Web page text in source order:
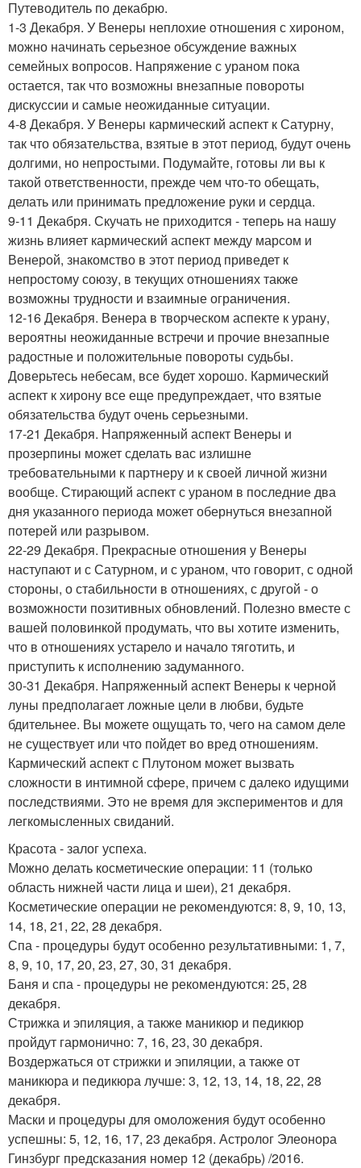
Путеводитель по декабрю.
1-3 Декабря. У Венеры неплохие отношения с хироном,
можно начинать серьезное обсуждение важных
семейных вопросов. Напряжение с ураном пока
остается, так что возможны внезапные повороты
дискуссии и самые неожиданные ситуации.
4-8 Декабря. У Венеры кармический аспект к Сатурну,
так что обязательства, взятые в этот период, будут очень
долгими, но непростыми. Подумайте, готовы ли вы к
такой ответственности, прежде чем что-то обещать,
делать или принимать предложение руки и сердца.
9-11 Декабря. Скучать не приходится - теперь на нашу
жизнь влияет кармический аспект между марсом и
Венерой, знакомство в этот период приведет к
непростому союзу, в текущих отношениях также
возможны трудности и взаимные ограничения.
12-16 Декабря. Венера в творческом аспекте к урану,
вероятны неожиданные встречи и прочие внезапные
радостные и положительные повороты судьбы.
Доверьтесь небесам, все будет хорошо. Кармический
аспект к хирону все еще предупреждает, что взятые
обязательства будут очень серьезными.
17-21 Декабря. Напряженный аспект Венеры и
прозерпины может сделать вас излишне
требовательными к партнеру и к своей личной жизни
вообще. Стирающий аспект с ураном в последние два
дня указанного периода может обернуться внезапной
потерей или разрывом.
22-29 Декабря. Прекрасные отношения у Венеры
наступают и с Сатурном, и с ураном, что говорит, с одной
стороны, о стабильности в отношениях, с другой - о
возможности позитивных обновлений. Полезно вместе с
вашей половинкой продумать, что вы хотите изменить,
что в отношениях устарело и начало тяготить, и
приступить к исполнению задуманного.
30-31 Декабря. Напряженный аспект Венеры к черной
луны предполагает ложные цели в любви, будьте
бдительнее. Вы можете ощущать то, чего на самом деле
не существует или что пойдет во вред отношениям.
Кармический аспект с Плутоном может вызвать
сложности в интимной сфере, причем с далеко идущими
последствиями. Это не время для экспериментов и для
легкомысленных свиданий.
Красота - залог успеха.
Можно делать косметические операции: 11 (только
область нижней части лица и шеи), 21 декабря.
Косметические операции не рекомендуются: 8, 9, 10, 13,
14, 18, 21, 22, 28 декабря.
Спа - процедуры будут особенно результативными: 1, 7,
8, 9, 10, 17, 20, 23, 27, 30, 31 декабря.
Баня и спа - процедуры не рекомендуются: 25, 28
декабря.
Стрижка и эпиляция, а также маникюр и педикюр
пройдут гармонично: 7, 16, 23, 30 декабря.
Воздержаться от стрижки и эпиляции, а также от
маникюра и педикюра лучше: 3, 12, 13, 14, 18, 22, 28
декабря.
Маски и процедуры для омоложения будут особенно
успешны: 5, 12, 16, 17, 23 декабря. Астролог Элеонора
Гинзбург предсказания номер 12 (декабрь) /2016.